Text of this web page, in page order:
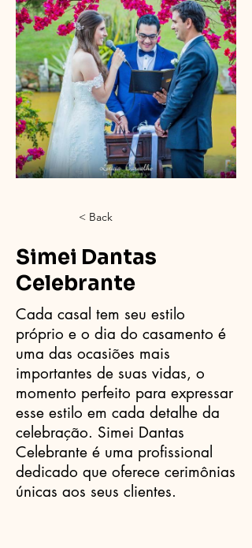
< Back
Simei Dantas
Celebrante
Cada casal tem seu estilo
próprio e o dia do casamento é
uma das ocasiões mais
importantes de suas vidas, o
momento perfeito para expressar
esse estilo em cada detalhe da
celebração. Simei Dantas
Celebrante é uma profissional
dedicado que oferece cerimônias
únicas aos seus clientes.